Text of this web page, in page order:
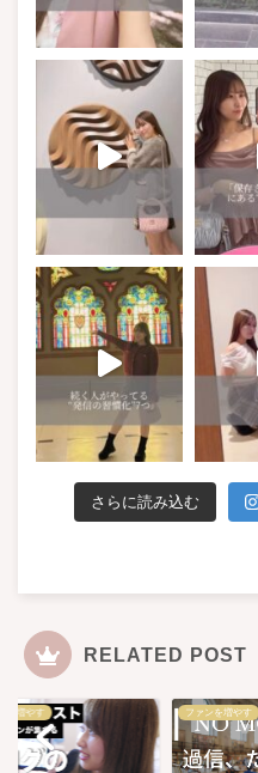
さらに読み込む
RELATED POST
を増やす ファンを増やす